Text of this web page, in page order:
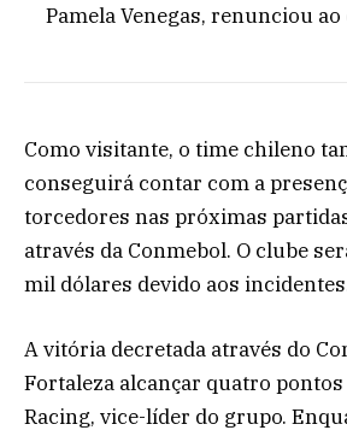
Pamela Venegas, renunciou ao
Como visitante, o time chileno
conseguirá contar com a
torcedores nas próximas
através da Conmebol. O clube
mil dólares devido aos
A vitória decretada através do
Fortaleza alcançar quatro
Racing, vice-líder do grupo.